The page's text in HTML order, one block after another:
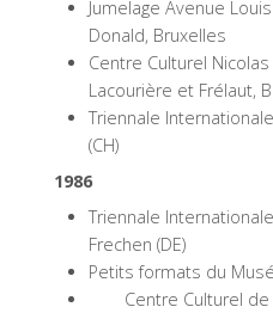
Jumelage Avenue
Donald, Bruxelles
Centre Culturel
Lacourière et Frélaut,
Triennale
(CH)
1986
Triennale
Frechen (DE)
Petits formats du
Centre Culturel